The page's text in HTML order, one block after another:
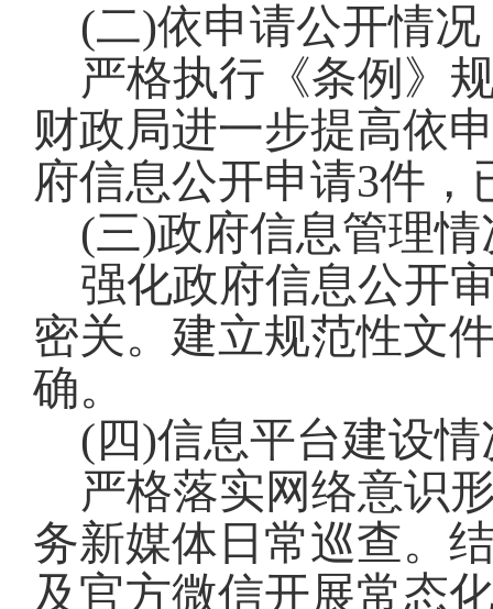
(二)依申请公开情况
严格执行《条例》
财政局进一步提高依
府信息公开申请3件，
(三)政府信息管理情
强化政府信息公开
密关。建立规范性文
确。
(四)信息平台建设情
严格落实网络意识
务新媒体日常巡查。
及官方微信开展常态